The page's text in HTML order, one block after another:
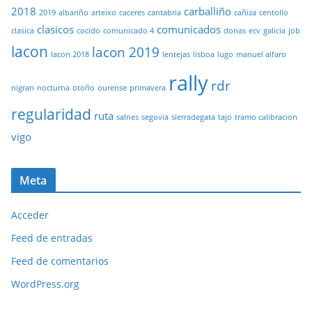
2018 2019 albariño arteixo caceres cantabria carballiño cañiza centollo
clasica clasicos cocido comunicado 4 comunicados donas ecv galicia job
lacon lacon 2018 lacon 2019 lentejas lisboa lugo manuel alfaro
nigran nocturna otoño ourense primavera rallyrdr
regularidad ruta salnes segovia sierradegata tajo tramo calibracion
vigo
Meta
Acceder
Feed de entradas
Feed de comentarios
WordPress.org